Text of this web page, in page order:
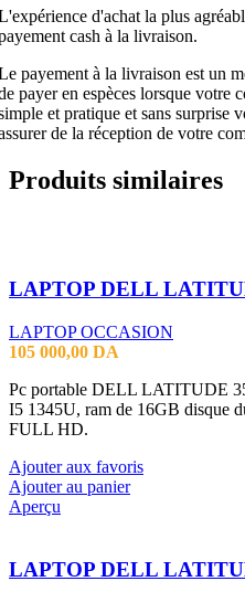
d'achat la plus
cash à la livraison.
payement à la livraison est un
payer en espèces lorsque votre
et pratique et sans surprise
de la réception de votre
Produits similaires
LAPTOP OCCASION
105 000,00 DA
Pc portable DELL LATITUDE
I5 1345U, ram de 16GB disque
FULL HD.
Ajouter aux favoris
Ajouter au panier
Aperçu
LAPTOP DELL